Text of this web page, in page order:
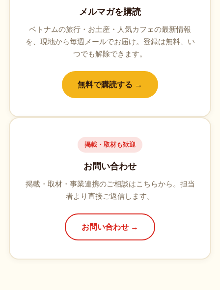
メルマガを購読
ベトナムの旅行・お土産・人気カフェの最新情報
を、現地から毎週メールでお届け。登録は無料、い
つでも解除できます。
無料で購読する →
掲載・取材も歓迎
お問い合わせ
掲載・取材・事業連携のご相談はこちらから。担当
者より直接ご返信します。
お問い合わせ →